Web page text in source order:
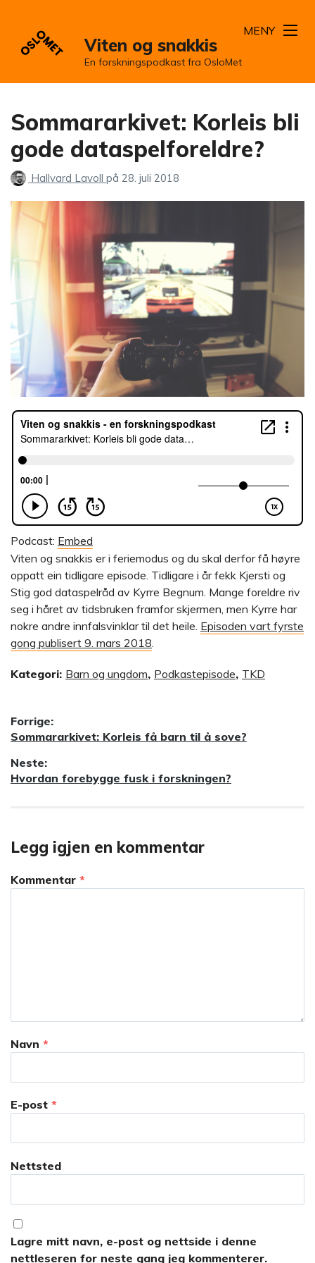
Viten og snakkis
En forskningspodkast fra OsloMet
MENY
Sommararkivet: Korleis bli
gode dataspelforeldre?
Hallvard Lavoll på 28. juli 2018
Podcast: Embed
Viten og snakkis er i feriemodus og du skal derfor få høyre
oppatt ein tidligare episode. Tidligare i år fekk Kjersti og
Stig god dataspelråd av Kyrre Begnum. Mange foreldre riv
seg i håret av tidsbruken framfor skjermen, men Kyrre har
nokre andre innfalsvinklar til det heile. Episoden vart fyrste
gong publisert 9. mars 2018.
Kategori: Barn og ungdom, Podkastepisode, TKD
Innleggsnavigasjon
Forrige:
Forrige
Sommararkivet: Korleis få barn til å sove?
Neste:
Neste
Hvordan forebygge fusk i forskningen?
Legg igjen en kommentar
Kommentar *
Navn *
E-post *
Nettsted
Lagre mitt navn, e-post og nettside i denne
nettleseren for neste gang jeg kommenterer.